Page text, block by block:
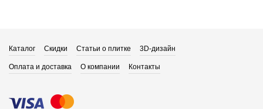
Каталог Скидки Статьи о плитке 3D-дизайн
Оплата и доставка О компании Контакты